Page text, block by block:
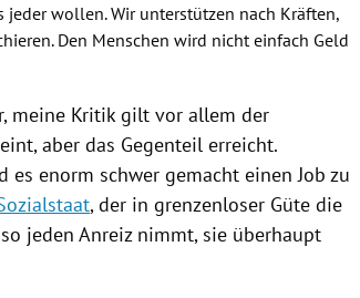
jeder wollen. Wir unterstützen nach Kräften,
Den Menschen wird nicht einfach Geld
meine Kritik gilt vor allem der
aber das Gegenteil erreicht.
enorm schwer gemacht einen Job zu
, der in grenzenloser Güte die
jeden Anreiz nimmt, sie überhaupt